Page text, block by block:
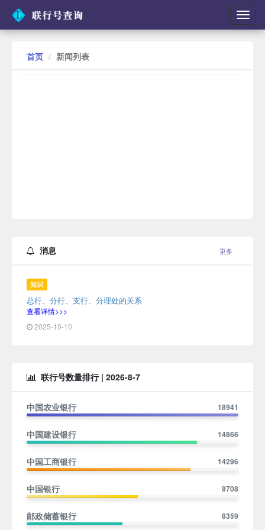
切
换
导
首页 新闻列表
消息 更多
知识
总行、分行、支行、分理处的关系
查看详情>>>
2025-10-10
联行号数量排行 | 2026-8-7
18941
中国农业银行
14866
中国建设银行
14296
中国工商银行
9708
中国银行
8359
邮政储蓄银行